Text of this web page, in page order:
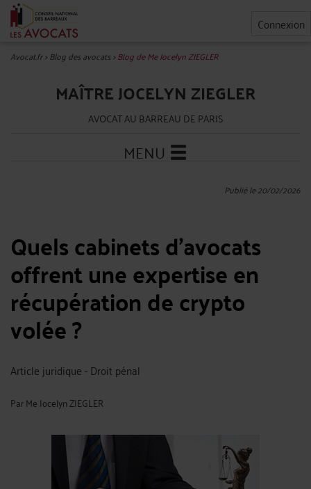
Connexion
Avocat.fr>Blog des avocats>Blog de Me Jocelyn ZIEGLER
MAÎTRE JOCELYN ZIEGLER
AVOCAT AU BARREAU DE PARIS
MENU
Publié le 20/02/2026
Quels cabinets d’avocats
offrent une expertise en
récupération de crypto
volée ?
Article juridique - Droit pénal
ParMe Jocelyn ZIEGLER